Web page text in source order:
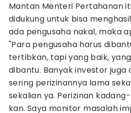
Mantan Menteri Pertahanan
didukung untuk bisa
ada pengusaha nakal, maka
"Para pengusaha harus
tertibkan, tapi yang baik,
dibantu. Banyak investor juga
sering perizinannya lama
sekalian ya. Perizinan
kan. Saya monitor masalah